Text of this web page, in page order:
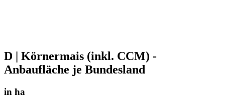
D | Körnermais (inkl. CCM) -
Anbaufläche je Bundesland
in ha